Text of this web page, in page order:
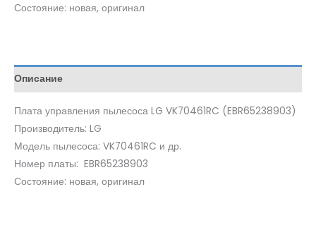
Состояние: новая, оригинал
Описание
Плата управления пылесоса LG VK70461RC (EBR65238903)
Производитель: LG
Модель пылесоса: VK70461RC и др.
Номер платы: EBR65238903
Состояние: новая, оригинал